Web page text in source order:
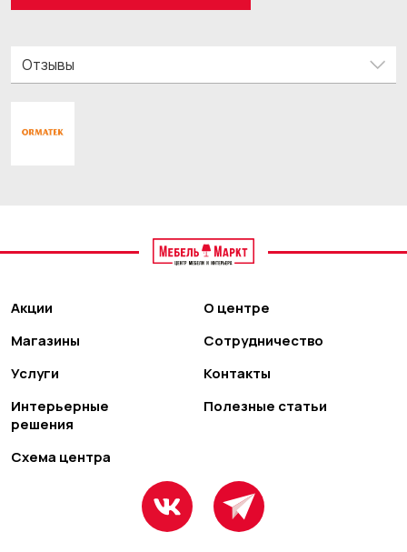
Отзывы
Акции
Магазины
Услуги
Интерьерные
решения
Схема центра
О центре
Сотрудничество
Контакты
Полезные статьи